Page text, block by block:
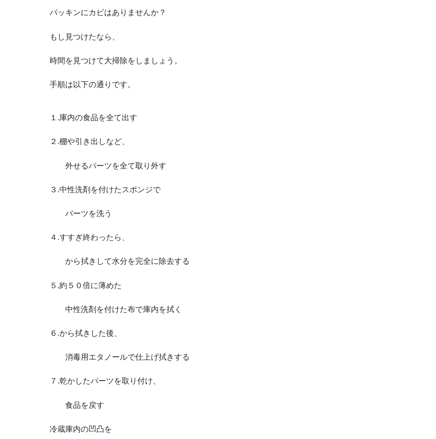
パッキンにカビはありませんか？
もし見つけたなら、
時間を見つけて大掃除をしましょう。
手順は以下の通りです。
１.庫内の食品を全て出す
２.棚や引き出しなど、
外せるパーツを全て取り外す
３.中性洗剤を付けたスポンジで
パーツを洗う
４.すすぎ終わったら、
から拭きして水分を完全に除去する
５.約５０倍に薄めた
中性洗剤を付けた布で庫内を拭く
６.から拭きした後、
消毒用エタノールで仕上げ拭きする
７.乾かしたパーツを取り付け、
食品を戻す
冷蔵庫内の凹凸を